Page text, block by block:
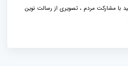
با مشارکت مردم ، تصویری از رسالت نوین